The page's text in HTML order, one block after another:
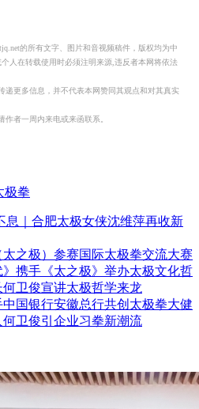
的所有文字、图片和音视频稿件，版权均为中
人在转载使用时必须注明来源,违反者本网将依法
递更多信息，并不代表本网赞同其观点和对其真实
者一周内来电或来函联系。
极拳
息｜合肥太极女侠沈维萍再收新
之极）参赛国际太极拳交流大赛
携手《太之极》举办太极文化哲
卫俊宣讲太极哲学来龙
国银行安徽总行共创太极拳大健
卫俊引企业习拳新潮流